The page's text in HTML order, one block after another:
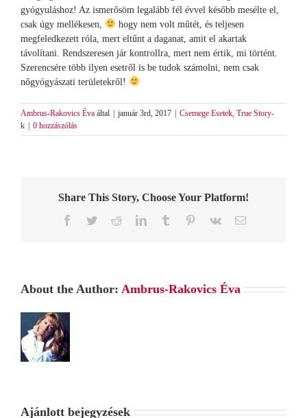
gyógyuláshoz! Az ismerősöm legalább fél évvel később mesélte el,
csak úgy mellékesen,
hogy nem volt műtét, és teljesen
megfeledkezett róla, mert eltűnt a daganat, amit el akartak
távolítani. Rendszeresen jár kontrollra, mert nem értik, mi történt.
Szerencsére több ilyen esetről is be tudok számolni, nem csak
nőgyógyászati területekről!
Ambrus-Rakovics Éva által | január 3rd, 2017 | Csemege Esetek True Story-
k | 0 hozzászólás
Share This Story, Choose Your Platform!
Facebook
TwitterRedditLinkedInTumblr Pinterest
Vk Email:
About the Author: Ambrus-Rakovics Éva
Ajánlott bejegyzések